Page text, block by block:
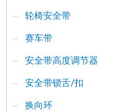
轮椅安全带
赛车带
安全带高度调节器
安全带锁舌/扣
换向环